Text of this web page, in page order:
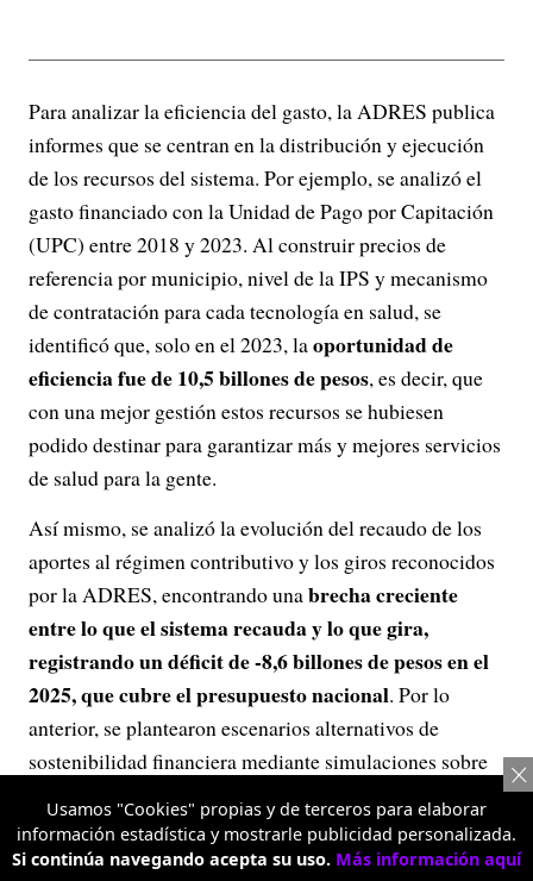
Para analizar la eficiencia del gasto, la ADRES publica
informes que se centran en la distribución y ejecución
de los recursos del sistema. Por ejemplo, se analizó el
gasto financiado con la Unidad de Pago por Capitación
(UPC) entre 2018 y 2023. Al construir precios de
referencia por municipio, nivel de la IPS y mecanismo
de contratación para cada tecnología en salud, se
identificó que, solo en el 2023, laoportunidad de
eficiencia fue de 10,5 billones de pesos, es decir, que
con una mejor gestión estos recursos se hubiesen
podido destinar para garantizar más y mejores servicios
de salud para la gente.
Así mismo, se analizó la evolución del recaudo de los
aportes al régimen contributivo y los giros reconocidos
por la ADRES, encontrando unabrecha creciente
entre lo que el sistema recauda y lo que gira,
registrando un déficit de -8,6 billones de pesos en el
2025, que cubre el presupuesto nacional. Por lo
anterior, se plantearon escenarios alternativos de
sostenibilidad financiera mediante simulaciones sobre
Cotización (IBC) y el comportamiento de la
contribución solidaria.
Usamos "Cookies" propias y de terceros para elaborar
información estadística y mostrarle publicidad personalizada.
Si continúa navegando acepta su uso. Más información aquí